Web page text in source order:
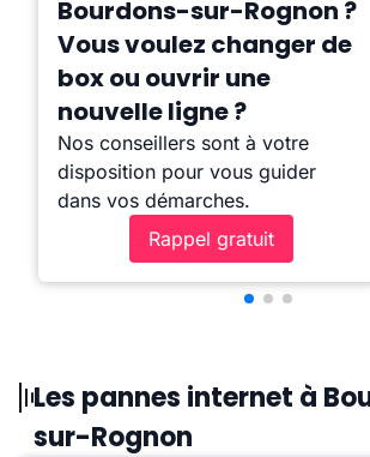
Bourdons-sur-Rognon ?
Vous voulez changer de
box ou ouvrir une
nouvelle ligne ?
Nos conseillers sont à votre
disposition pour vous guider
dans vos démarches.
Rappel gratuit
Les pannes internet à
sur-Rognon